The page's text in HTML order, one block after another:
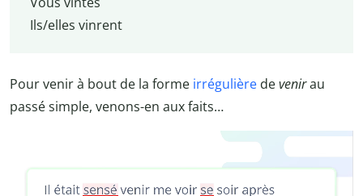
Ils/elles vinrent
Pour venir à bout de la forme irrégulière devenirau
passé simple, venons-en aux faits…